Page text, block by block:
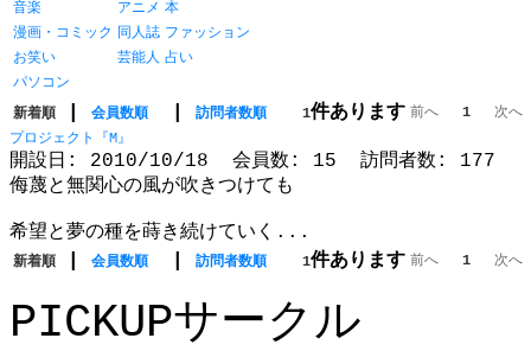
音楽 アニメ 本
漫画・コミック
同人誌 ファッション
お笑い
芸能人 占い
パソコン
新着順
会員数順 訪問者数順 1件あります 前へ 1
次へ
プロジェクト『M』
開設日: 2010/10/18 会員数: 15 訪問者数: 177
侮蔑と無関心の風が吹きつけても
希望と夢の種を蒔き続けていく...
新着順 会員数順 訪問者数順 1件あります 前へ 1 次へ
PICKUPサークル